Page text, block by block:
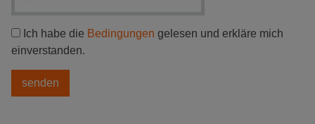
Ich habe die Bedingungen gelesen und erkläre mich
einverstanden.